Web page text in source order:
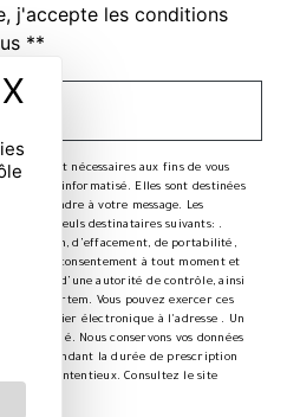
X Masquer le
j'accepte les conditions
**
sont nécessaires aux fins de vous
fichier informatisé. Elles sont destinées
de répondre à votre message. Les
aux seuls destinataires suivants: .
rectification, d’effacement, de portabilité,
de votre consentement à tout moment et
auprès d’une autorité de contrôle, ainsi
post-mortem. Vous pouvez exercer ces
par courrier électronique à l'adresse . Un
demandé. Nous conservons vos données
puis pendant la durée de prescription
des contentieux. Consultez le site
droits.